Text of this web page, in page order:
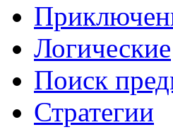
Логические
Поиск
Стратегии